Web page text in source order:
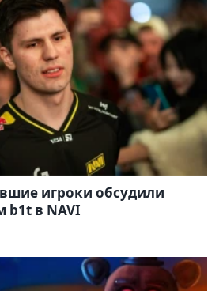
игроки обсудили
b1t в NAVI